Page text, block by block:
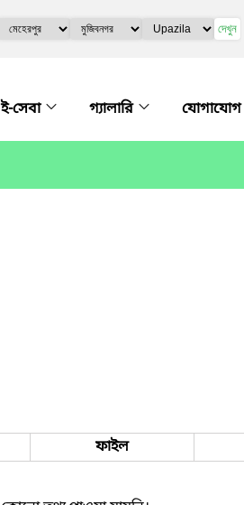
দেখুন
ই-সেবা গ্যালারি যোগাযোগ
ফাইল